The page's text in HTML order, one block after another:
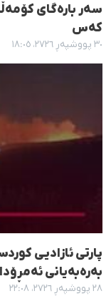
کەس
٣٠ پووشپەڕ ٢٧٢٦، ١٨:٠٥
پارتی ئازادیی
بەرەبەیانی
٢٨ پووشپەڕ ٢٧٢٦، ٢٢:٠٨